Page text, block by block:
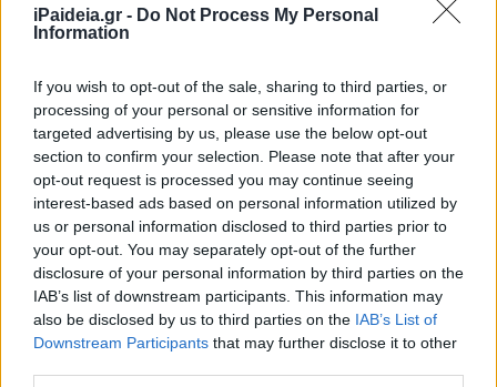
iPaideia.gr - Do Not Process My Personal
Information
If you wish to opt-out of the sale, sharing to third parties, or
processing of your personal or sensitive information for
targeted advertising by us, please use the below opt-out
section to confirm your selection. Please note that after your
opt-out request is processed you may continue seeing
interest-based ads based on personal information utilized by
us or personal information disclosed to third parties prior to
your opt-out. You may separately opt-out of the further
disclosure of your personal information by third parties on the
IAB’s list of downstream participants. This information may
also be disclosed by us to third parties on the IAB’s List of
Downstream Participants that may further disclose it to other
8. Αυξήσεις φόρων στα ακίνητα
έως 36,3% το 2017. Πάνω από 2 εκατ. φορολογούμενοι
θα επηρεαστούν. Οι συντελεστές φόρου για τα ενοίκια
και τα λοιπά εισοδήματα από ακίνητα αυξάνονται: • Από
11% σε 15% για το τμήμα ετησίου εισοδήματος από 1
μέχρι 12.000 ευρώ. • Από 33% σε 35% για το τμήμα του
ετησίου εισοδήματος από τα 12.001 έως τα 35.000
ευρώ. • Από 33% σε 45% για το τμήμα του ετησίου
εισοδήματος από τα 35.001 και άνω. Επιπρόσθετα
εισοδήματα που υπερβαίνουν ετησίως τα 12.000 ευρώ
θα 4 επιβαρύνονται με νέα κλίμακα ειδικής εισφοράς